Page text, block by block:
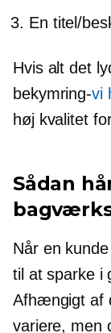
En titel/
Hvis alt det
bekymring-vi
høj kvalitet
Sådan
Når en
til at sparke i
Afhængigt af
variere, men